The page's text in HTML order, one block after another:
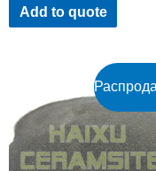
Add to quote